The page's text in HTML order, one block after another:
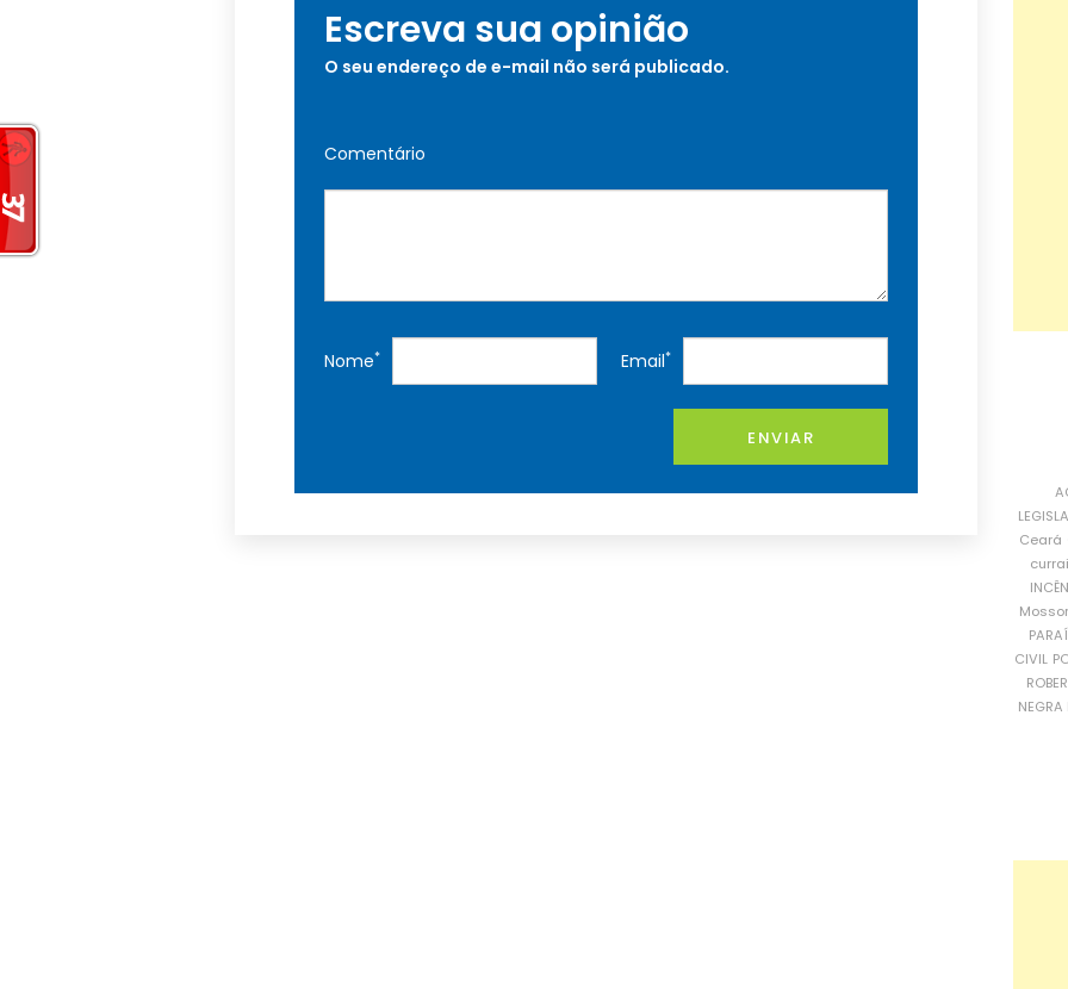
Escreva sua opinião
O seu endereço de e-mail não será publicado.
Comentário
Nome* Email*
ENVIAR
Ceará
CIVIL
NEGRA